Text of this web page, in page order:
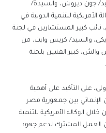
جون ديروش، والسيدة/
الأمريكية للتنمية الدولية في
نائب كبير المستشارين في لجنة
والسيد/ كريس وايت، من
كبير الفنيين بلجنة
على التأكيد على أهمية
الإنمائي بين جمهورية مصر
خلال الوكالة الأمريكية للتنمية
من العمل المشترك لدعم جهود